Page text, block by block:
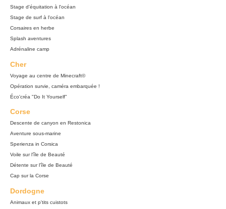
Stage d'équitation à l'océan
Stage de surf à l'océan
Corsaires en herbe
Splash aventures
Adrénaline camp
Cher
Voyage au centre de Minecraft©
Opération survie, caméra embarquée !
Éco'créa "Do It Yourself"
Corse
Descente de canyon en Restonica
Aventure sous-marine
Sperienza in Corsica
Voile sur l'île de Beauté
Détente sur l'île de Beauté
Cap sur la Corse
Dordogne
Animaux et p'tits cuistots